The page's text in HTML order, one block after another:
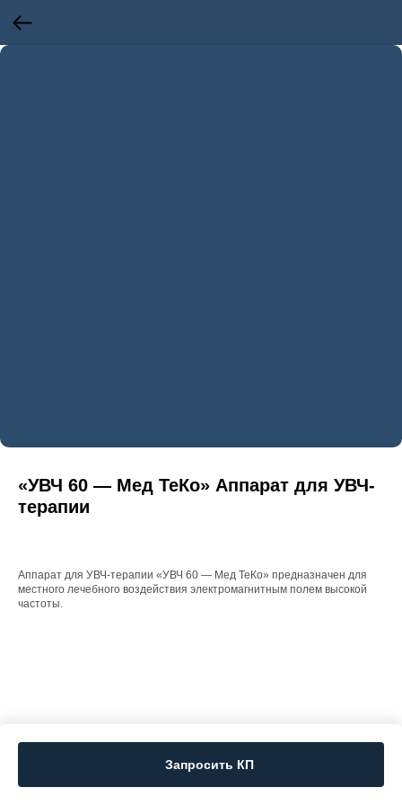
«УВЧ 60 — Мед ТеКо» Аппарат для УВЧ-
терапии
Запросить КП
Аппарат для УВЧ-терапии «УВЧ 60 — Мед ТеКо» предназначен для
местного лечебного воздействия электромагнитным полем высокой
частоты.